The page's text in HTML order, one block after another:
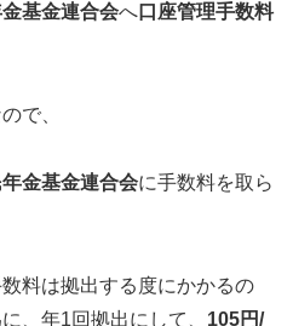
金基金連合会へ口座管理手数料
で、
年金基金連合会に手数料を取ら
料は拠出する度にかかるの
、年1回拠出にして、 105円/